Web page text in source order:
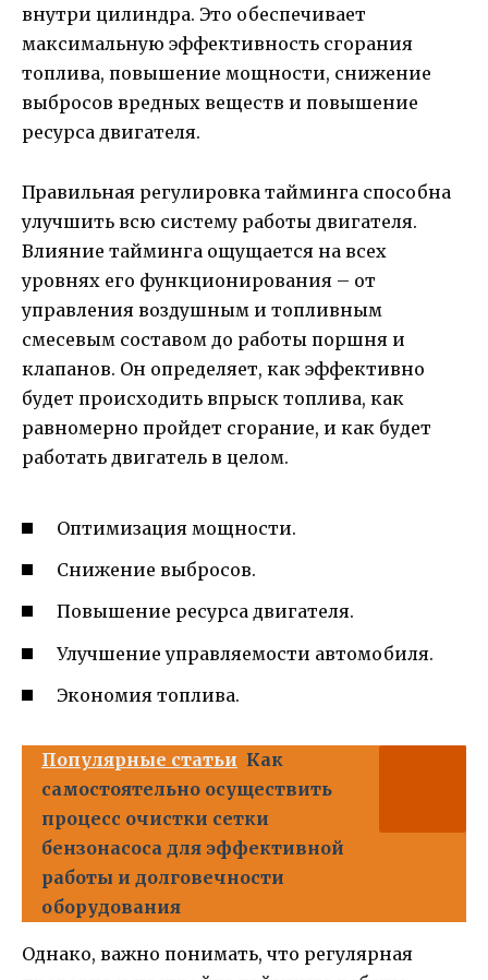
внутри цилиндра. Это обеспечивает
максимальную эффективность сгорания
топлива, повышение мощности, снижение
выбросов вредных веществ и повышение
ресурса двигателя.
Правильная регулировка тайминга способна
улучшить всю систему работы двигателя.
Влияние тайминга ощущается на всех
уровнях его функционирования – от
управления воздушным и топливным
смесевым составом до работы поршня и
клапанов. Он определяет, как эффективно
будет происходить впрыск топлива, как
равномерно пройдет сгорание, и как будет
работать двигатель в целом.
Оптимизация мощности.
Снижение выбросов.
Повышение ресурса двигателя.
Улучшение управляемости автомобиля.
Экономия топлива.
Популярные статьи Как
самостоятельно осуществить
процесс очистки сетки
бензонасоса для эффективной
работы и долговечности
оборудования
Однако, важно понимать, что регулярная